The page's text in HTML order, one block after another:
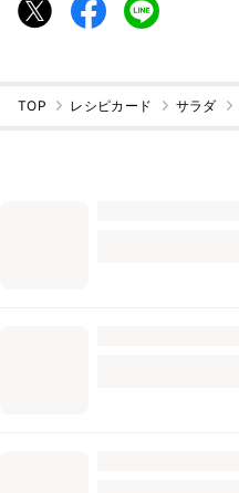
TOP レシピカード サラダ